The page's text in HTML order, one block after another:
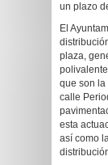
un plazo
El
plaza,
que son la
calle
esta
así como